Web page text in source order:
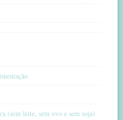
(sem leite, sem ovo e sem soja)